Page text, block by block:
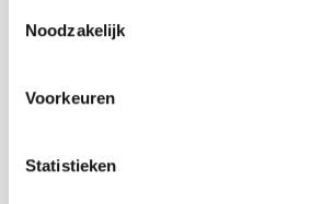
Noodzakelijk
Voorkeuren
Statistieken
Vogeltelpost